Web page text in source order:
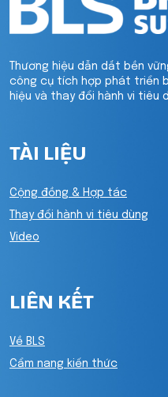
Thương hiệu dẫn dắt bền
công cụ tích hợp phát triển
hiệu và thay đổi hành vi tiêu
TÀI LIỆU
Cộng đồng & Hợp tác
Thay đổi hành vi tiêu dùng
Video
LIÊN KẾT
Về BLS
Cẩm nang kiến thức